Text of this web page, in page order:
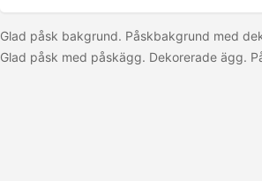
Glad påsk bakgrund. Påskbakgrund med
Glad påsk med påskägg. Dekorerade ägg.